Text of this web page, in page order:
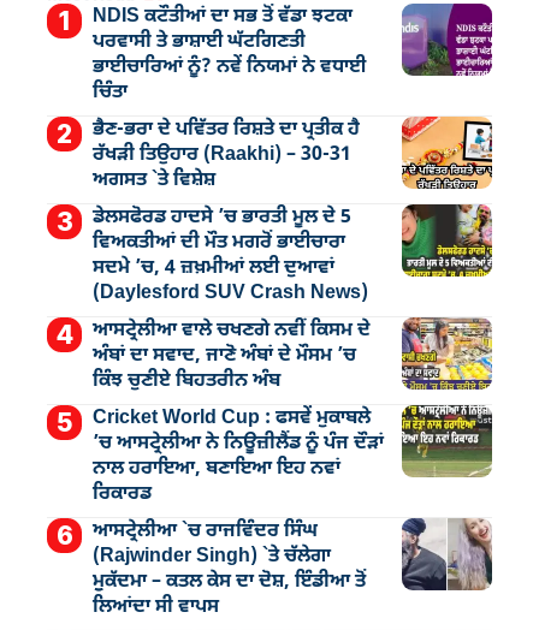
NDIS ਕਟੌਤੀਆਂ ਦਾ ਸਭ ਤੋਂ ਵੱਡਾ ਝਟਕਾ
ਪਰਵਾਸੀ ਤੇ ਭਾਸ਼ਾਈ ਘੱਟਗਿਣਤੀ
ਭਾਈਚਾਰਿਆਂ ਨੂੰ? ਨਵੇਂ ਨਿਯਮਾਂ ਨੇ ਵਧਾਈ
ਚਿੰਤਾ
ਭੈਣ-ਭਰਾ ਦੇ ਪਵਿੱਤਰ ਰਿਸ਼ਤੇ ਦਾ ਪ੍ਰਤੀਕ ਹੈ
ਰੱਖੜੀ ਤਿਉਹਾਰ (Raakhi) – 30-31
ਅਗਸਤ `ਤੇ ਵਿਸ਼ੇਸ਼
ਡੇਲਸਫੋਰਡ ਹਾਦਸੇ ’ਚ ਭਾਰਤੀ ਮੂਲ ਦੇ 5
ਵਿਅਕਤੀਆਂ ਦੀ ਮੌਤ ਮਗਰੋਂ ਭਾਈਚਾਰਾ
ਸਦਮੇ ’ਚ, 4 ਜ਼ਖ਼ਮੀਆਂ ਲਈ ਦੁਆਵਾਂ
(Daylesford SUV Crash News)
ਆਸਟ੍ਰੇਲੀਆ ਵਾਲੇ ਚਖਣਗੇ ਨਵੀਂ ਕਿਸਮ ਦੇ
ਅੰਬਾਂ ਦਾ ਸਵਾਦ, ਜਾਣੋ ਅੰਬਾਂ ਦੇ ਮੌਸਮ ’ਚ
ਕਿੰਝ ਚੁਣੀਏ ਬਿਹਤਰੀਨ ਅੰਬ
Cricket World Cup : ਫਸਵੇਂ ਮੁਕਾਬਲੇ
’ਚ ਆਸਟ੍ਰੇਲੀਆ ਨੇ ਨਿਊਜ਼ੀਲੈਂਡ ਨੂੰ ਪੰਜ ਦੌੜਾਂ
ਨਾਲ ਹਰਾਇਆ, ਬਣਾਇਆ ਇਹ ਨਵਾਂ
ਰਿਕਾਰਡ
ਆਸਟ੍ਰੇਲੀਆ `ਚ ਰਾਜਵਿੰਦਰ ਸਿੰਘ
(Rajwinder Singh) `ਤੇ ਚੱਲੇਗਾ
ਮੁੁਕੱਦਮਾ – ਕਤਲ ਕੇਸ ਦਾ ਦੋਸ਼, ਇੰਡੀਆ ਤੋਂ
ਲਿਆਂਦਾ ਸੀ ਵਾਪਸ